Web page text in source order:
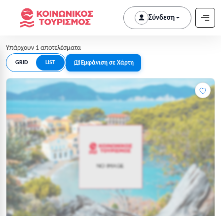
Σύνδεση
Υπάρχουν 1 αποτελέσματα
GRID LIST Εμφάνιση σε Χάρτη